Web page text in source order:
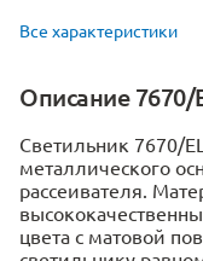
Все характеристики
Описание 7670/
Светильник 7670/
металлического
рассеивателя.
цвета с матовой